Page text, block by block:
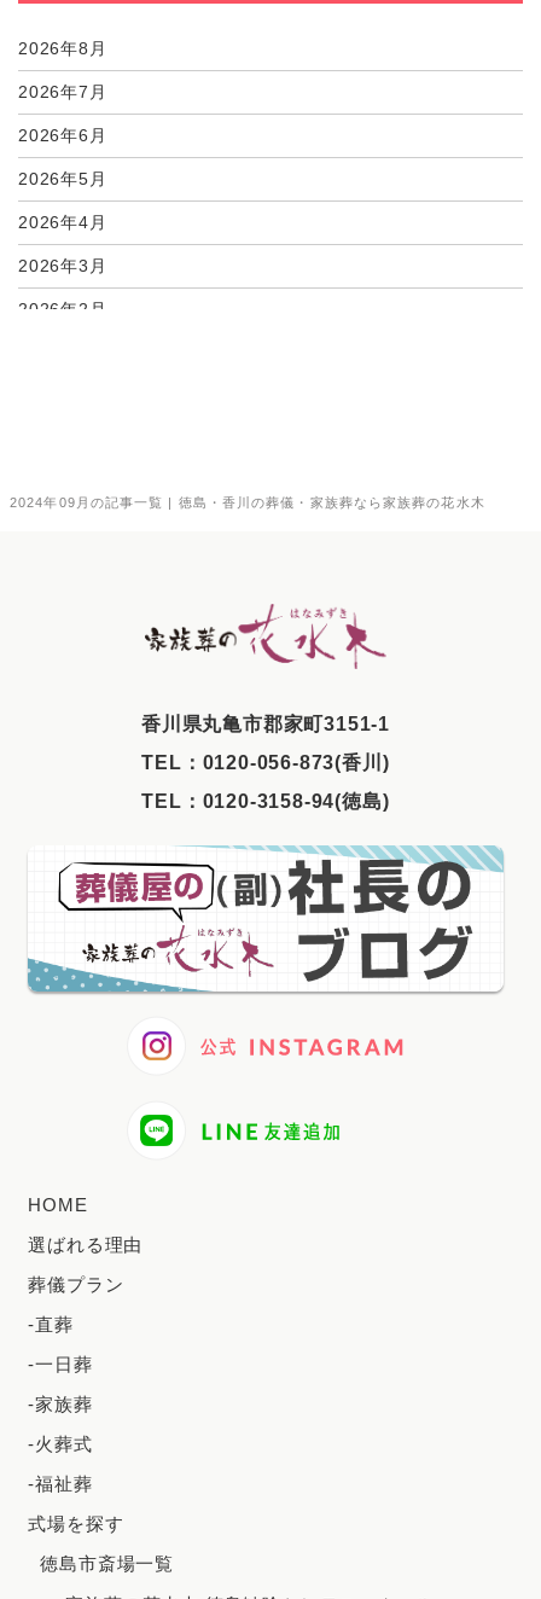
2024年09月の記事一覧 | 徳島・香川の葬儀・家族葬なら家族葬の花水木
08月03日坂出市・宇多津町で宗...
2026年8月
2026年7月
2026年6月
2026年5月
2026年4月
2026年3月
2026年2月
2025年1月
2024年12月
2024年11月
2024年2月
2023年12月
2023年11月
2023年10月
2023年9月
2023年8月
⾹川県丸⻲市郡家町3151-1
TEL： 0120-056-873(香川)
TEL： 0120-3158-94(徳島)
HOME
選ばれる理由
葬儀プラン
-直葬
-一日葬
-家族葬
-火葬式
-福祉葬
式場を探す
徳島市斎場一覧